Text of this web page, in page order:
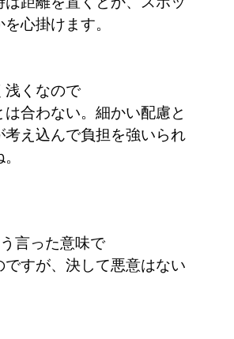
心掛けます。
浅くなので
合わない。細かい配慮と
考え込んで負担を強いられ
言った意味で
ですが、決して悪意はない